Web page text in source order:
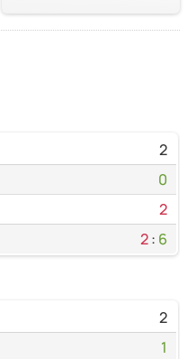
2
0
2
2: 6
2
1